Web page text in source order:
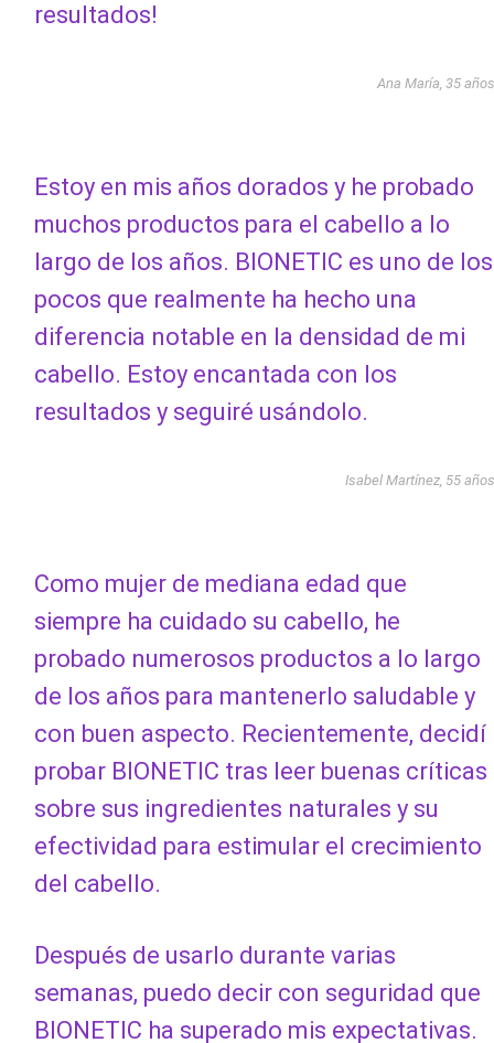
resultados!
Ana María, 35 años
Estoy en mis años dorados y he probado
muchos productos para el cabello a lo
largo de los años. BIONETIC es uno de los
pocos que realmente ha hecho una
diferencia notable en la densidad de mi
cabello. Estoy encantada con los
resultados y seguiré usándolo.
Isabel Martínez, 55 años
Como mujer de mediana edad que
siempre ha cuidado su cabello, he
probado numerosos productos a lo largo
de los años para mantenerlo saludable y
con buen aspecto. Recientemente, decidí
probar BIONETIC tras leer buenas críticas
sobre sus ingredientes naturales y su
efectividad para estimular el crecimiento
del cabello.
Después de usarlo durante varias
semanas, puedo decir con seguridad que
BIONETIC ha superado mis expectativas.